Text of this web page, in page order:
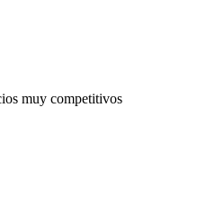
muy competitivos